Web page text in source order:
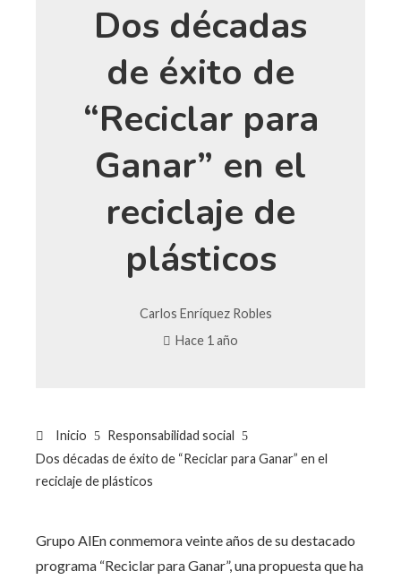
Dos décadas
de éxito de
“Reciclar para
Ganar” en el
reciclaje de
plásticos
Carlos Enríquez Robles
Hace 1 año
Inicio
Responsabilidad social
Dos décadas de éxito de “Reciclar para Ganar” en el
reciclaje de plásticos
Grupo AlEn conmemora veinte años de su destacado
programa “Reciclar para Ganar”, una propuesta que ha